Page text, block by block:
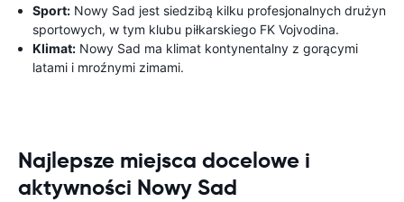
Sport: Nowy Sad jest siedzibą kilku profesjonalnych drużyn
sportowych, w tym klubu piłkarskiego FK Vojvodina.
Klimat: Nowy Sad ma klimat kontynentalny z gorącymi
latami i mroźnymi zimami.
Najlepsze miejsca docelowe i
aktywności Nowy Sad